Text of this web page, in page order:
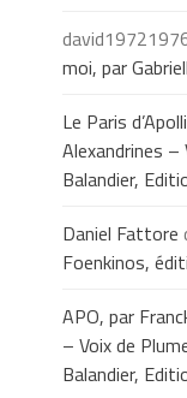
moi, par
Le Paris
Alexandrines –
Balandier,
Daniel Fattore
Foenkinos,
APO, par
– Voix de
Balandier,